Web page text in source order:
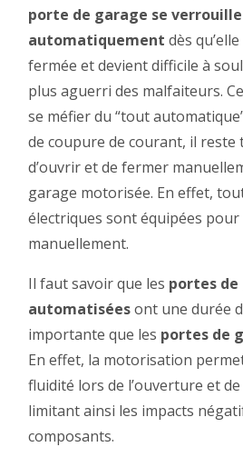
porte de garage se verrouille
automatiquement dès
fermée et devient difficile à
plus aguerri des malfaiteurs.
se méfier du “tout
de coupure de courant, il
d’ouvrir et de fermer
garage motorisée. En effet,
électriques sont équipées
manuellement.
Il faut savoir que les portes
automatiséesont une durée
importante que les portes de
En effet, la motorisation
fluidité lors de l’ouverture et
limitant ainsi les impacts
composants.